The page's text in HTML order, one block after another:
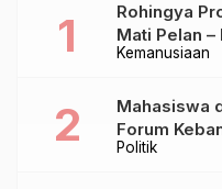
Kemanusiaan
Rohingya
Mati Pelan –
Politik
Mahasiswa
Forum